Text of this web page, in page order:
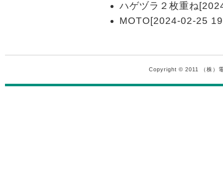
ハゲヅラ２枚重ね
MOTO[2024-02-25
Copyright © 2011 （株）